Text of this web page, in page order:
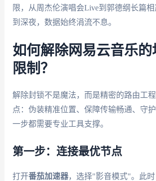
限，从周杰伦演唱会Live到郭德纲长篇
到深夜，数据始终涓流不息。
如何解除网易云音乐的
限制？
解除封锁不是魔法，而是精密的路由工
点：伪装精准位置、保障传输畅通、守
一步都需要专业工具支撑。
第一步：连接最优节点
打开番茄加速器，选择"影音模式"。此